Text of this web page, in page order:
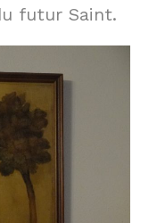
futur Saint.